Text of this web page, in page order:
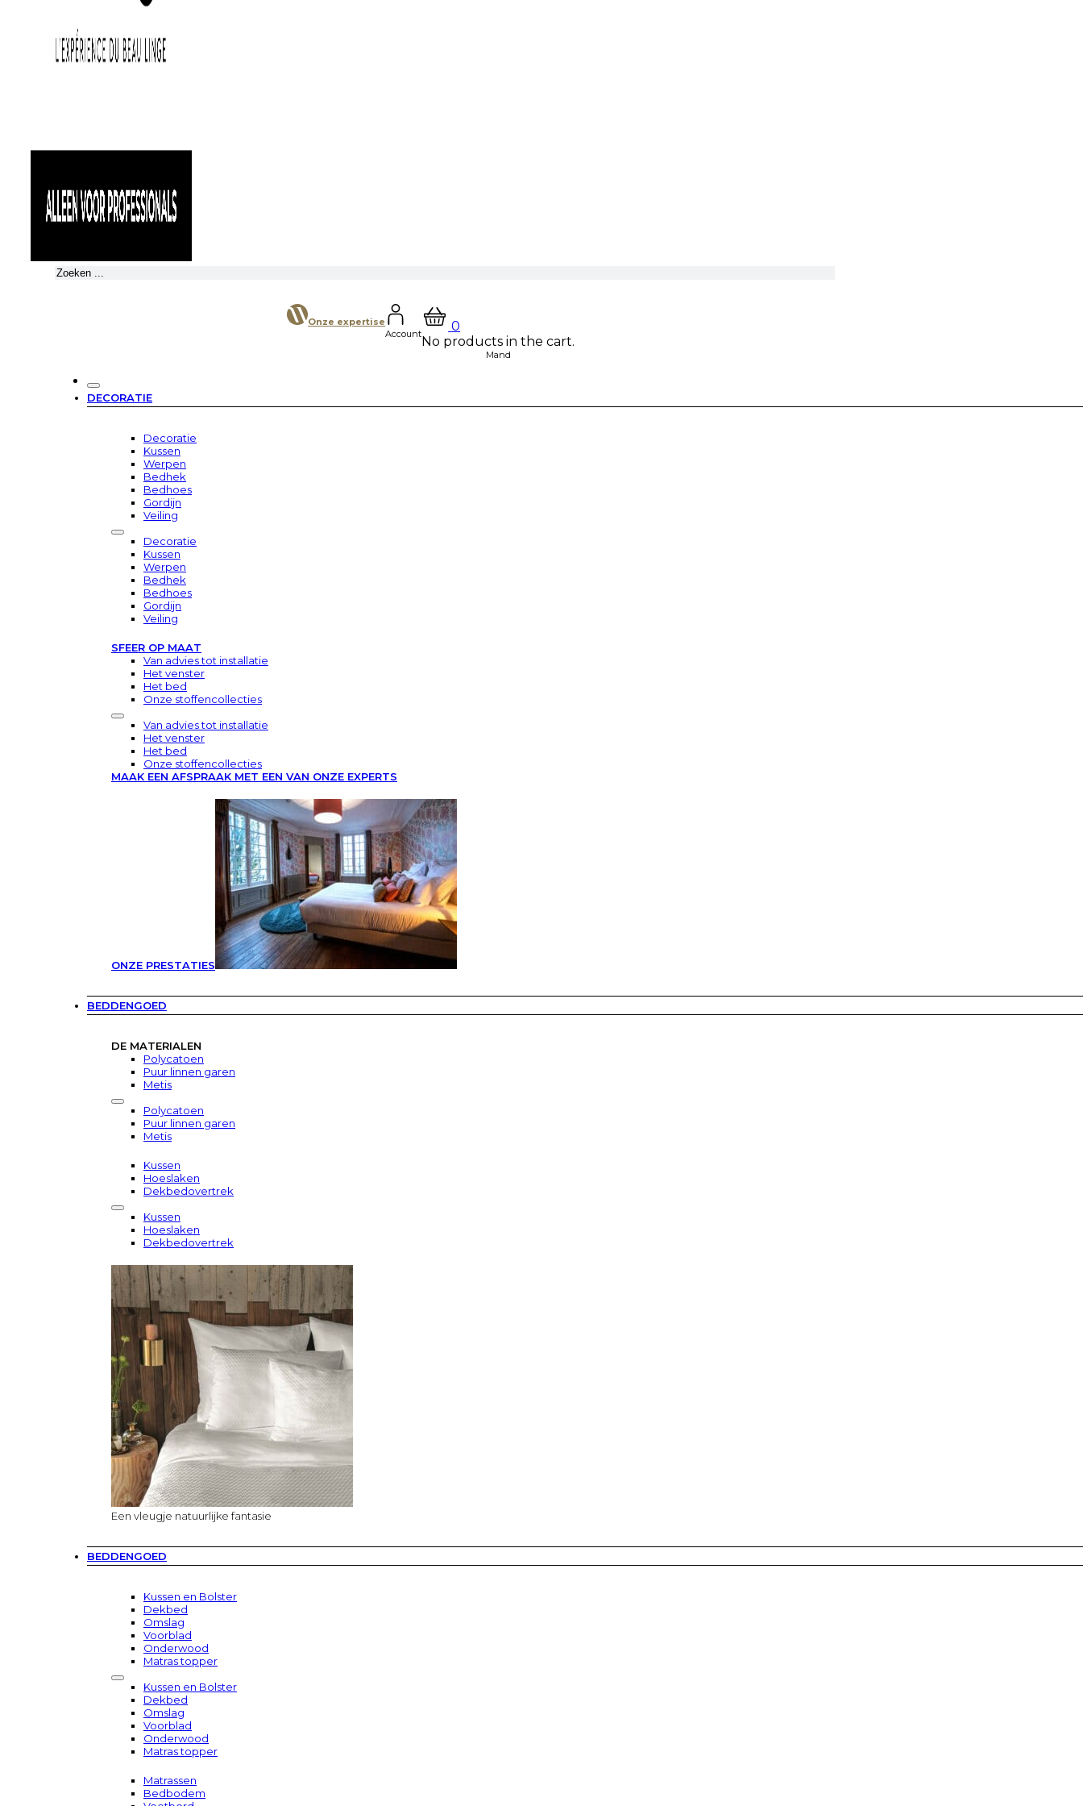
Zoeken
Onze expertise
Account
0
No products in the cart.
Mand
DECORATIE
Decoratie
Kussen
Werpen
Bedhek
Bedhoes
Gordijn
Veiling
Decoratie
Kussen
Werpen
Bedhek
Bedhoes
Gordijn
Veiling
SFEER OP MAAT
Van advies tot installatie
Het venster
Het bed
Onze stoffencollecties
Van advies tot installatie
Het venster
Het bed
Onze stoffencollecties
MAAK EEN AFSPRAAK MET EEN VAN ONZE EXPERTS
ONZE PRESTATIES
BEDDENGOED
DE MATERIALEN
Polycatoen
Puur linnen garen
Metis
Polycatoen
Puur linnen garen
Metis
Kussen
Hoeslaken
Dekbedovertrek
Kussen
Hoeslaken
Dekbedovertrek
Een vleugje natuurlijke fantasie
BEDDENGOED
Kussen en Bolster
Dekbed
Omslag
Voorblad
Onderwood
Matras topper
Kussen en Bolster
Dekbed
Omslag
Voorblad
Onderwood
Matras topper
Matrassen
Bedbodem